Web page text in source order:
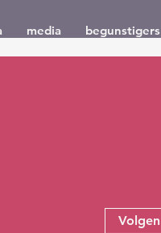
media begunstigers
Volgen